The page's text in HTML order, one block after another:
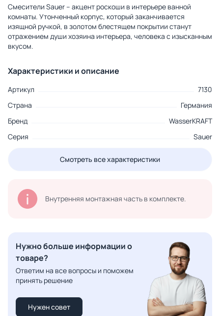
Смесители Sauer – акцент роскоши в интерьере ванной
комнаты. Утонченный корпус, который заканчивается
изящной ручкой, в золотом блестящем покрытии станут
отражением души хозяина интерьера, человека с изысканным
вкусом.
Характеристики и описание
Артикул
7130
Страна
Германия
Бренд
WasserKRAFT
Серия
Sauer
Смотреть все характеристики
Внутренняя монтажная часть в комплекте.
Нужно больше информации о
товаре?
Ответим на все вопросы и поможем
принять решение
Нужен совет